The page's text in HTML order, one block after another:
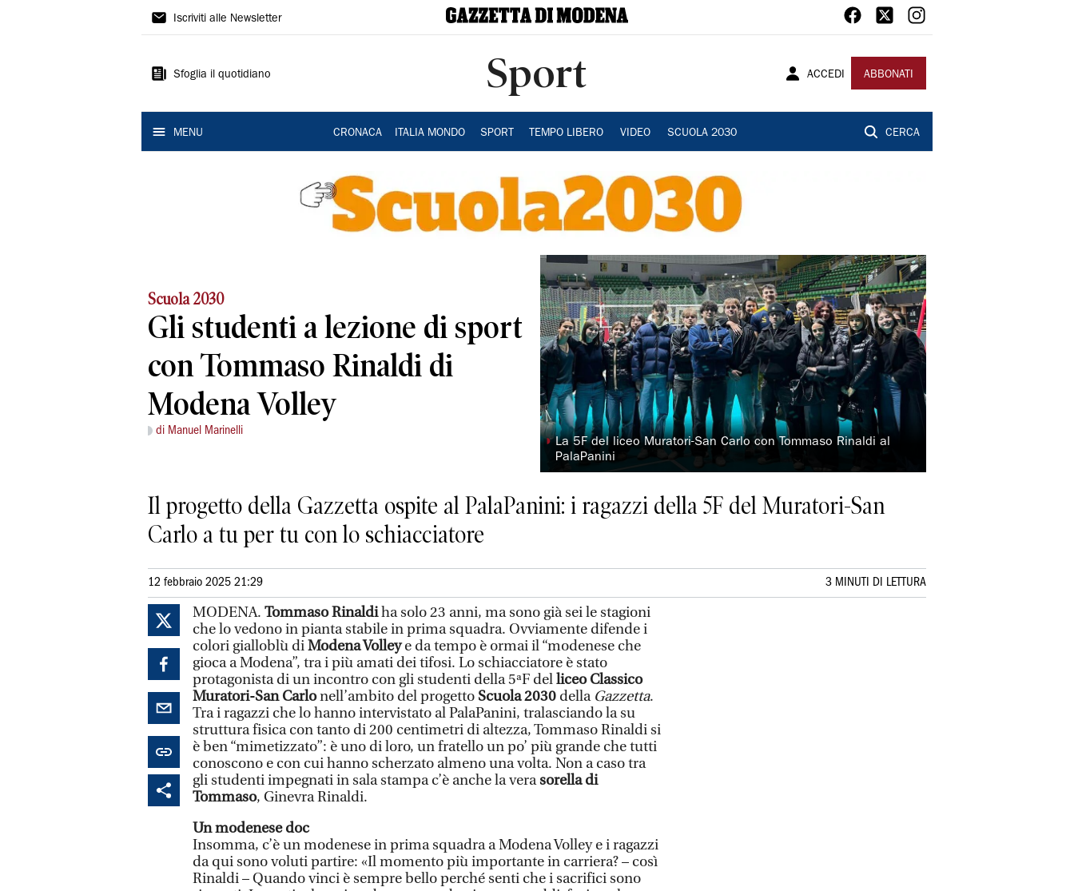
Gazzetta
Modena
Iscriviti alle Newsletter
Sfoglia il quotidiano Sport ACCEDI ABBONATI
MENU CRONACA ITALIA MONDO SPORT TEMPO LIBERO VIDEO SCUOLA 2030 CERCA
Scuola 2030
Gli studenti a lezione di sport
con Tommaso Rinaldi di
Modena Volley
di Manuel Marinelli
◗ La 5F del liceo Muratori-San Carlo con Tommaso Rinaldi al
PalaPanini
Il progetto della Gazzetta ospite al PalaPanini: i ragazzi della 5F del Muratori-San
Carlo a tu per tu con lo schiacciatore
12 febbraio 2025 21:29 3 MINUTI DI LETTURA
MODENA. Tommaso Rinaldiha solo 23 anni, ma sono già sei le stagioni
che lo vedono in pianta stabile in prima squadra. Ovviamente difende i
colori gialloblù diModena Volleye da tempo è ormai il “modenese che
gioca a Modena”, tra i più amati dei tifosi. Lo schiacciatore è stato
protagonista di un incontro con gli studenti della 5ªF delliceo Classico
Muratori-San Carlonell’ambito del progetto Scuola 2030 della Gazzetta.
Tra i ragazzi che lo hanno intervistato al PalaPanini, tralasciando la su
struttura fisica con tanto di 200 centimetri di altezza, Tommaso Rinaldi si
è ben “mimetizzato”: è uno di loro, un fratello un po’ più grande che tutti
conoscono e con cui hanno scherzato almeno una volta. Non a caso tra
gli studenti impegnati in sala stampa c’è anche la verasorella di
Tommaso, Ginevra Rinaldi.
Un modenese doc
Insomma, c’è un modenese in prima squadra a Modena Volley e i ragazzi
da qui sono voluti partire: «Il momento più importante in carriera? – così
Rinaldi – Quando vinci è sempre bello perché senti che i sacrifici sono